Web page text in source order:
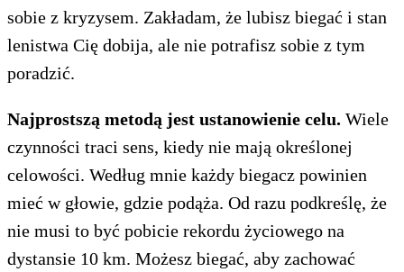
sobie z kryzysem. Zakładam, że lubisz biegać i stan
lenistwa Cię dobija, ale nie potrafisz sobie z tym
poradzić.
Najprostszą metodą jest ustanowienie celu. Wiele
czynności traci sens, kiedy nie mają określonej
celowości. Według mnie każdy biegacz powinien
mieć w głowie, gdzie podąża. Od razu podkreślę, że
nie musi to być pobicie rekordu życiowego na
dystansie 10 km. Możesz biegać, aby zachować